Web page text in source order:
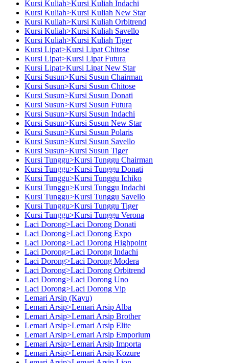
Kursi Kuliah>Kursi Kuliah Indachi
Kursi Kuliah>Kursi Kuliah New Star
Kursi Kuliah>Kursi Kuliah Orbitrend
Kursi Kuliah>Kursi Kuliah Savello
Kursi Kuliah>Kursi Kuliah Tiger
Kursi Lipat>Kursi Lipat Chitose
Kursi Lipat>Kursi Lipat Futura
Kursi Lipat>Kursi Lipat New Star
Kursi Susun>Kursi Susun Chairman
Kursi Susun>Kursi Susun Chitose
Kursi Susun>Kursi Susun Donati
Kursi Susun>Kursi Susun Futura
Kursi Susun>Kursi Susun Indachi
Kursi Susun>Kursi Susun New Star
Kursi Susun>Kursi Susun Polaris
Kursi Susun>Kursi Susun Savello
Kursi Susun>Kursi Susun Tiger
Kursi Tunggu>Kursi Tunggu Chairman
Kursi Tunggu>Kursi Tunggu Donati
Kursi Tunggu>Kursi Tunggu Ichiko
Kursi Tunggu>Kursi Tunggu Indachi
Kursi Tunggu>Kursi Tunggu Savello
Kursi Tunggu>Kursi Tunggu Tiger
Kursi Tunggu>Kursi Tunggu Verona
Laci Dorong>Laci Dorong Donati
Laci Dorong>Laci Dorong Expo
Laci Dorong>Laci Dorong Highpoint
Laci Dorong>Laci Dorong Indachi
Laci Dorong>Laci Dorong Modera
Laci Dorong>Laci Dorong Orbitrend
Laci Dorong>Laci Dorong Uno
Laci Dorong>Laci Dorong Vip
Lemari Arsip (Kayu)
Lemari Arsip>Lemari Arsip Alba
Lemari Arsip>Lemari Arsip Brother
Lemari Arsip>Lemari Arsip Elite
Lemari Arsip>Lemari Arsip Emporium
Lemari Arsip>Lemari Arsip Importa
Lemari Arsip>Lemari Arsip Kozure